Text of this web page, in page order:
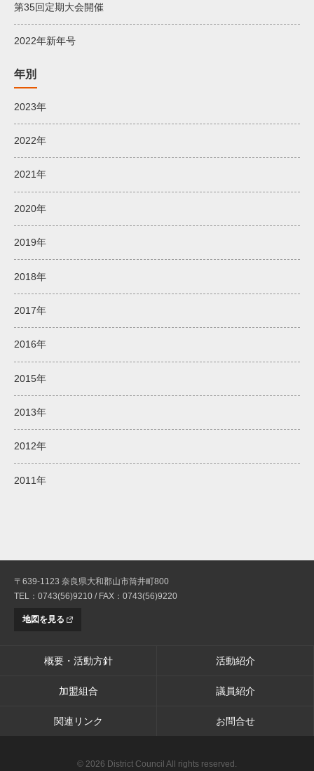
第35回定期大会開催
2022年新年号
年別
2023年
2022年
2021年
2020年
2019年
2018年
2017年
2016年
2015年
2013年
2012年
2011年
〒639-1123 奈良県大和郡山市筒井町800
TEL：0743(56)9210 / FAX：0743(56)9220
地図を見る
概要・活動方針 活動紹介
加盟組合 議員紹介
関連リンク お問合せ
© 2026 District Council All rights reserved.